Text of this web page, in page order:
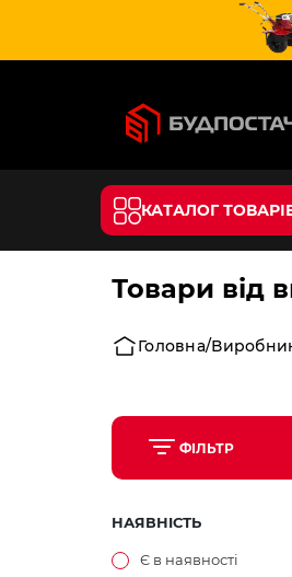
КАТАЛОГ
Товари від
Головна
ФІЛЬТР
НАЯВНІСТЬ
Є в наявності